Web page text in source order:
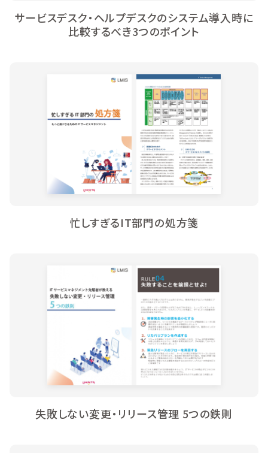
サービスデスク・ヘルプデスクのシステム導入時に
比較するべき3つのポイント
忙しすぎるIT部門の処方箋
失敗しない変更・リリース管理 5つの鉄則